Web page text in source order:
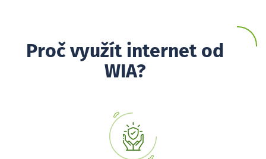
Proč využít internet od
WIA?